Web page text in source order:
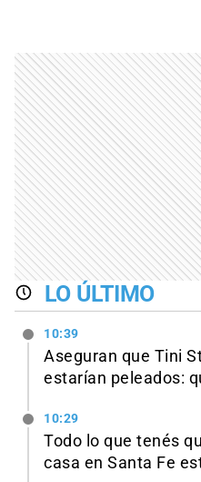
LO ÚLTIMO
10:39
Aseguran que Tini
estarían peleados:
10:29
Todo lo que tenés
casa en Santa Fe